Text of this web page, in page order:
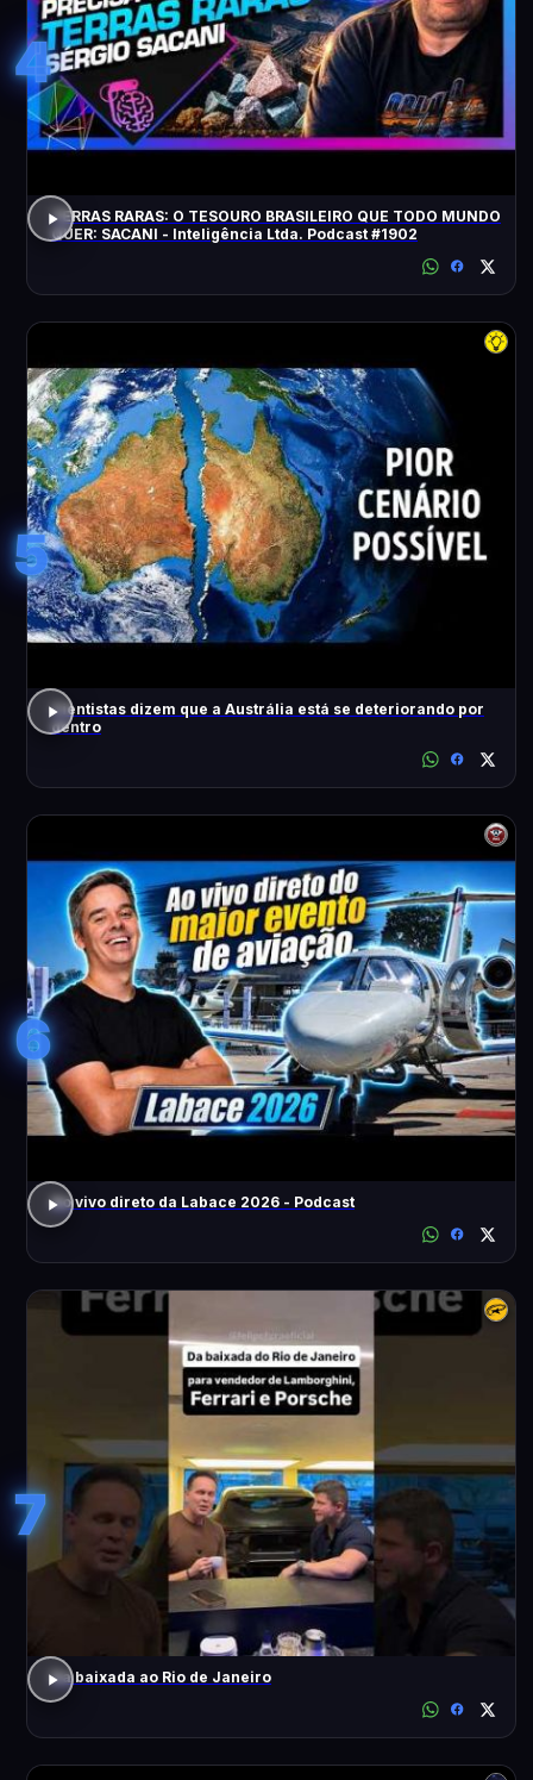
4
TERRAS RARAS: O TESOURO BRASILEIRO QUE TODO MUNDO
QUER: SACANI - Inteligência Ltda. Podcast #1902
5
Cientistas dizem que a Austrália está se deteriorando por
dentro
6
Ao vivo direto da Labace 2026 - Podcast
7
Da baixada ao Rio de Janeiro